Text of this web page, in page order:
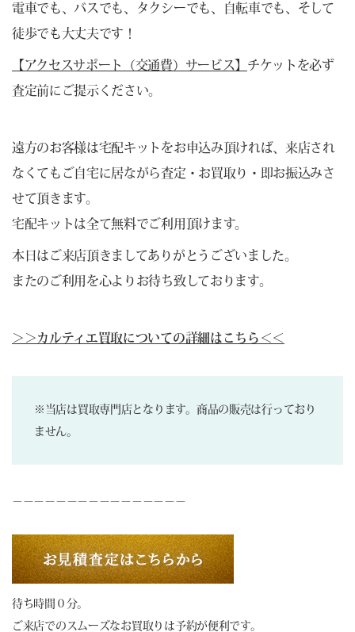
電車でも、バスでも、タクシーでも、自転車でも、そして
徒歩でも大丈夫です！
【アクセスサポート（交通費）サービス】 チケットを必ず
査定前にご提示ください。
遠方のお客様は宅配キット をお申込み頂ければ、来店され
なくてもご自宅に居ながら査定・お買取り・即お振込みさ
せて頂きます。
宅配キットは全て無料でご利用頂けます。
本日はご来店頂きましてありがとうございました。
またのご利用を心よりお待ち致しております。
＞＞カルティエ買取についての詳細はこちら＜＜
※当店は買取専門店となります。商品の販売は行っており
ません。
－－－－－－－－－－－－－－－－
待ち時間０分。
ご来店でのスムーズなお買取りは予約が便利です。